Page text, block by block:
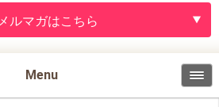
メルマガはこちら
Menu